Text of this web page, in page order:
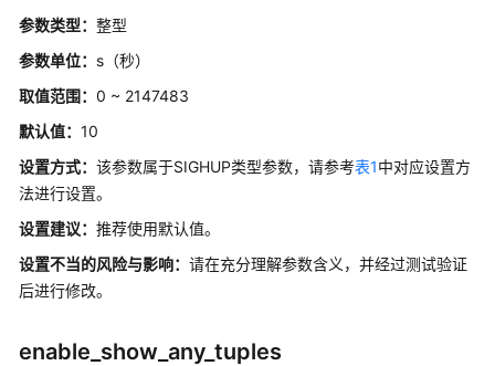
出
预
日
机
参数类型： 整型
参数单位： s（秒）
取值范围： 0 ~ 2147483
默认值： 10
设置方式： 该参数属于SIGHUP类型参数，请参考表1中对应设置方
法进行设置。
设置建议： 推荐使用默认值。
设置不当的风险与影响： 请在充分理解参数含义，并经过测试验证
后进行修改。
enable_show_any_tuples